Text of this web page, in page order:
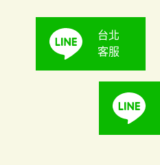
台北
客服